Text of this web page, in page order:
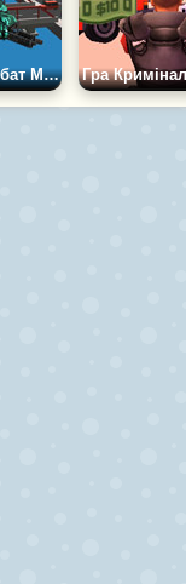
Гра Піксель Комбат Мультиплеєр